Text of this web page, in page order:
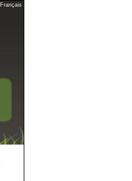
Français